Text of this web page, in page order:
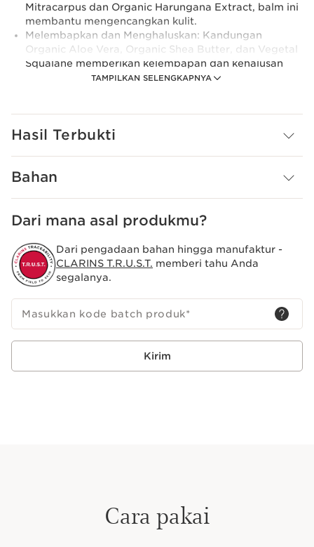
TAMPILKAN SELENGKAPNYA
Mitracarpus dan Organic Harungana Extract, balm ini
membantu mengencangkan kulit.
Melembapkan dan Menghaluskan: Kandungan
Organic Aloe Vera, Organic Shea Butter, dan Vegetal
Squalane memberikan kelembapan dan kehalusan
pada kulit tubuh.
yang dirancang khusus untuk wanita yang telah
ekstrak tanaman yang kaya akan vitamin dan mineral,
usia dan hormon, terutama pada masa menopause.
Kandungan dan Manfaat Utama:
Cryptomeria Organik: Ekstrak tanaman ini membantu
ramping.
untuk membentuk kembali dan memperjelas kontur
Super Restoratif untuk perut dan pinggang adalah
inovasi pembentukan kontur tubuh dari ekstrak
Hasil Terbukti
Bahan
Dari mana asal produkmu?
Dari pengadaan bahan hingga manufaktur -
CLARINS T.R.U.S.T. memberi tahu Anda
segalanya.
Masukkan kode batch produk*
Kirim
Cara pakai